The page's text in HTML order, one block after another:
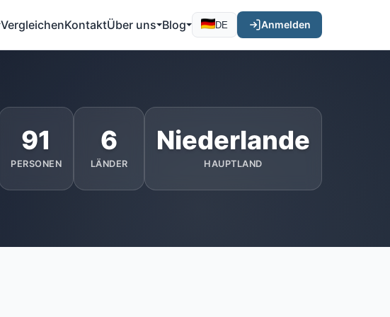
VergleichenKontaktÜber uns Blog DE Anmelden
91
PERSONEN
6
LÄNDER
Niederlande
HAUPTLAND